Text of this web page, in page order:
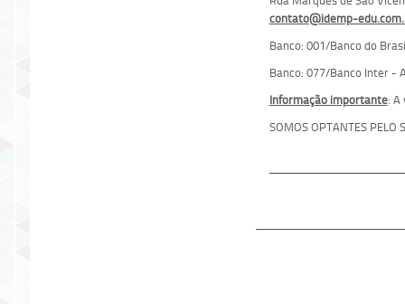
contato@idemp-
Banco: 001/Banco do
Banco: 077/Banco Inter -
Informação importante: A
SOMOS OPTANTES PELO